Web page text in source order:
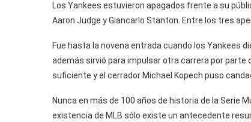
Los Yankees estuvieron apagados frente a su
Aaron Judge y Giancarlo Stanton. Entre los tres
Fue hasta la novena entrada cuando los Yankees
además sirvió para impulsar otra carrera por parte
suficiente y el cerrador Michael Kopech puso
Nunca en más de 100 años de historia de la Serie
existencia de MLB sólo existe un antecedente